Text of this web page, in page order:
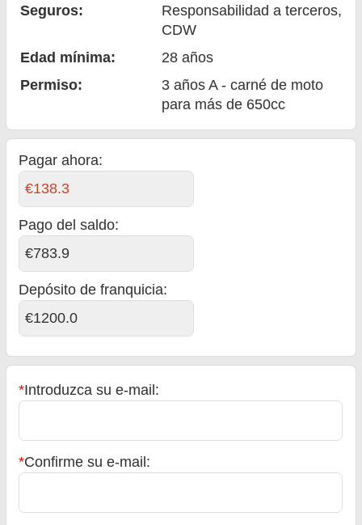
Seguros:
Responsabilidad a terceros,
CDW
Edad mínima:
28 años
Permiso:
3 años A - carné de moto
para más de 650cc
Pagar ahora:
€138.3
Pago del saldo:
€783.9
Depósito de franquicia:
€1200.0
*Introduzca su e-mail:
*Confirme su e-mail: